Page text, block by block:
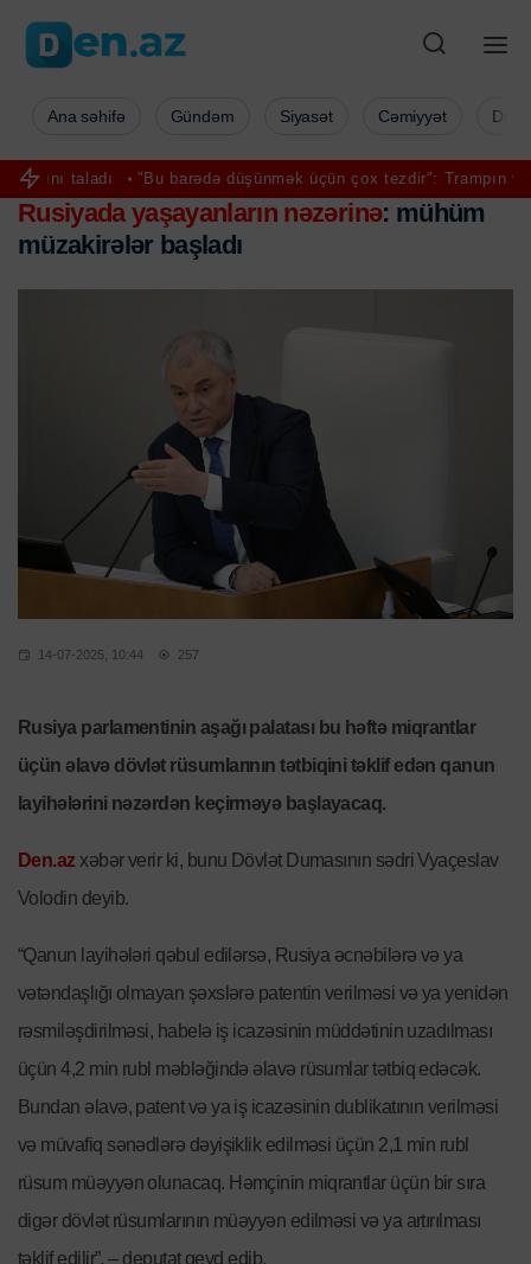
"Bu barədə düşünmək üçün çox tezdir": Trampın varisi kim olacaq?
Ana səhifə Gündəm Siyasət Cəmiyyət
Rusiyada yaşayanların nəzərinə: mühüm
müzakirələr başladı
14-07-2025, 10:44 257
Rusiya parlamentinin aşağı palatası bu həftə miqrantlar
üçün əlavə dövlət rüsumlarının tətbiqini təklif edən qanun
layihələrini nəzərdən keçirməyə başlayacaq.
Den.azxəbər verir ki, bunu Dövlət Dumasının sədri Vyaçeslav
Volodin deyib.
“Qanun layihələri qəbul edilərsə, Rusiya əcnəbilərə və ya
vətəndaşlığı olmayan şəxslərə patentin verilməsi və ya yenidən
rəsmiləşdirilməsi, habelə iş icazəsinin müddətinin uzadılması
üçün 4,2 min rubl məbləğində əlavə rüsumlar tətbiq edəcək.
Bundan əlavə, patent və ya iş icazəsinin dublikatının verilməsi
və müvafiq sənədlərə dəyişiklik edilməsi üçün 2,1 min rubl
rüsum müəyyən olunacaq. Həmçinin miqrantlar üçün bir sıra
digər dövlət rüsumlarının müəyyən edilməsi və ya artırılması
təklif edilir”, – deputat qeyd edib.